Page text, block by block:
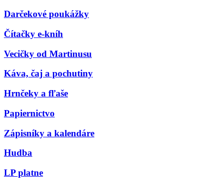
Darčekové poukážky
Čítačky e-kníh
Vecičky od Martinusu
Káva, čaj a pochutiny
Hrnčeky a fľaše
Papiernictvo
Zápisníky a kalendáre
Hudba
LP platne